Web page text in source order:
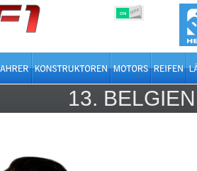
ON OFF
13. BELGIEN